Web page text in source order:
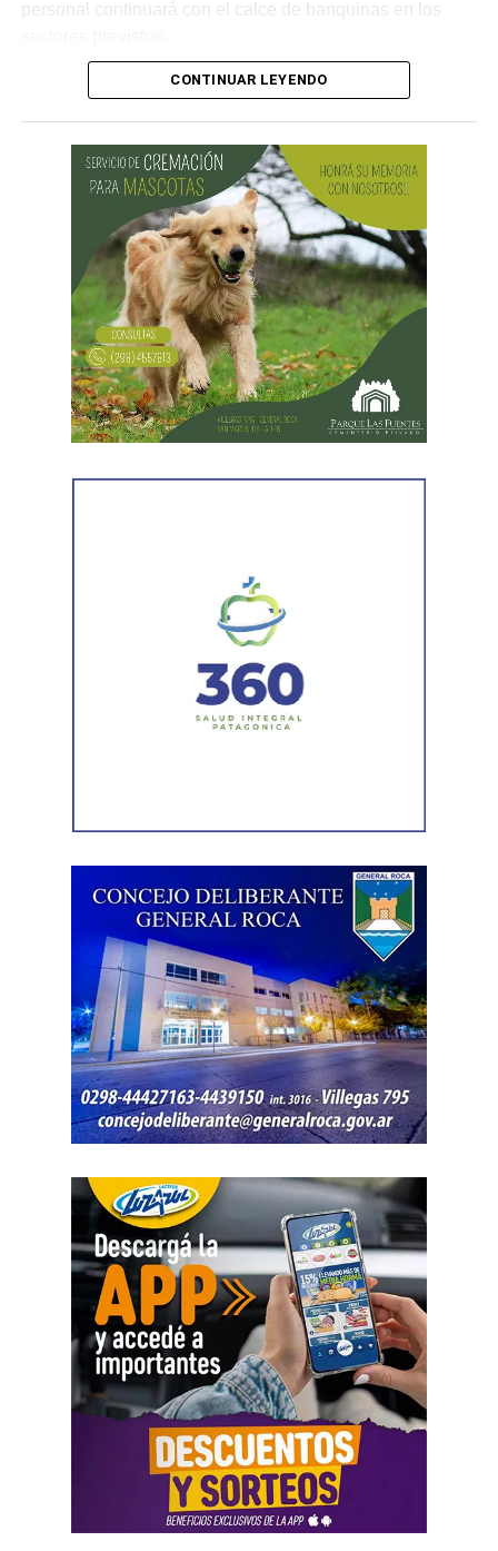
personal continuará con el calce de banquinas en los
Desde Vialidad Nacional informaron que,durante las
próximas semanas, el operativo de bacheo será
reforzado con dos nuevas cuadrillas de trabajo y dos
camiones bacheadores, lo que permitirá incrementar
el ritmo de ejecución y optimizar las tareas de
mantenimiento en distintos puntos del Alto Valle.
Por otra parte, el organismo avanza con el relevamiento
sectores más deteriorados y mejorar las condiciones de
CONTINUAR LEYENDO